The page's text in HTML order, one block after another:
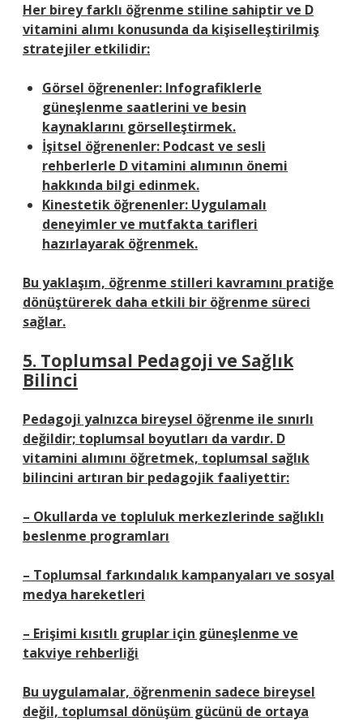
Her birey farklı öğrenme stiline sahiptir ve D
vitamini alımı konusunda da kişiselleştirilmiş
stratejiler etkilidir:
Görsel öğrenenler: Infografiklerle
güneşlenme saatlerini ve besin
kaynaklarını görselleştirmek.
İşitsel öğrenenler: Podcast ve sesli
rehberlerle D vitamini alımının önemi
hakkında bilgi edinmek.
Kinestetik öğrenenler: Uygulamalı
deneyimler ve mutfakta tarifleri
hazırlayarak öğrenmek.
Bu yaklaşım, öğrenme stilleri kavramını pratiğe
dönüştürerek daha etkili bir öğrenme süreci
sağlar.
5. Toplumsal Pedagoji ve Sağlık
Bilinci
Pedagoji yalnızca bireysel öğrenme ile sınırlı
değildir; toplumsal boyutları da vardır. D
vitamini alımını öğretmek, toplumsal sağlık
bilincini artıran bir pedagojik faaliyettir:
– Okullarda ve topluluk merkezlerinde sağlıklı
beslenme programları
– Toplumsal farkındalık kampanyaları ve sosyal
medya hareketleri
– Erişimi kısıtlı gruplar için güneşlenme ve
takviye rehberliği
Bu uygulamalar, öğrenmenin sadece bireysel
değil, toplumsal dönüşüm gücünü de ortaya